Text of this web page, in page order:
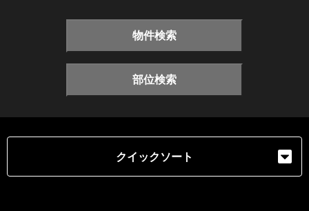
物件検索
部位検索
クイックソート